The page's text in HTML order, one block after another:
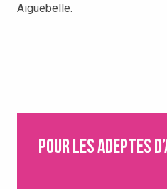
Aiguebelle.
Pour les adeptes